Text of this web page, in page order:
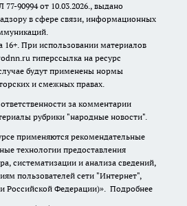
90994 от 10.03.2026., выдано
в сфере связи, информационных
16+. При использовании материалов
гиперссылка на ресурс
будут применены нормы
и смежных правах.
за комментарии
рубрики "народные новости".
применяются рекомендательные
технологии предоставления
систематизации и анализа сведений,
пользователей сети "Интернет",
Российской Федерации)». Подробнее